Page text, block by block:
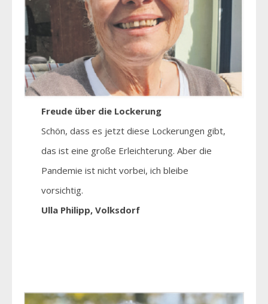
Freude über die Lockerung
Schön, dass es jetzt diese Lockerungen gibt,
das ist eine große Erleichterung. Aber die
Pandemie ist nicht vorbei, ich bleibe
vorsichtig.
Ulla Philipp, Volksdorf